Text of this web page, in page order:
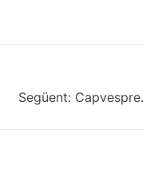
Següent: Capvespre.